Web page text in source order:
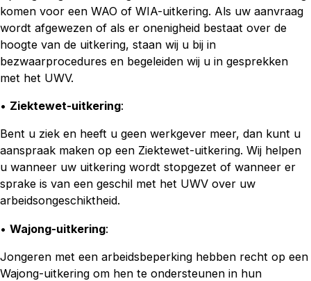
komen voor een WAO of WIA-uitkering. Als uw aanvraag
wordt afgewezen of als er onenigheid bestaat over de
hoogte van de uitkering, staan wij u bij in
bezwaarprocedures en begeleiden wij u in gesprekken
met het UWV.
• Ziektewet-uitkering:
Bent u ziek en heeft u geen werkgever meer, dan kunt u
aanspraak maken op een Ziektewet-uitkering. Wij helpen
u wanneer uw uitkering wordt stopgezet of wanneer er
sprake is van een geschil met het UWV over uw
arbeidsongeschiktheid.
• Wajong-uitkering:
Jongeren met een arbeidsbeperking hebben recht op een
Wajong-uitkering om hen te ondersteunen in hun